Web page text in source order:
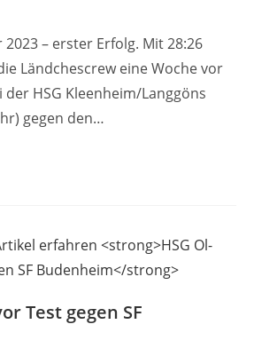
2023 – erster Erfolg. Mit 28:26
Ländchescrew eine Woche vor
HSG Kleenheim/Langgöns
gegen den…
Test gegen SF